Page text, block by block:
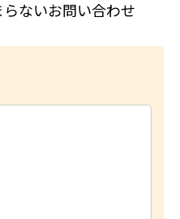
らないお問い合わせ